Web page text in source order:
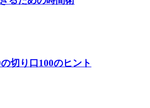
切り口100のヒント